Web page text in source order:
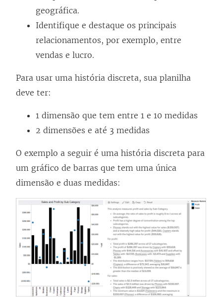
geográfica.
Identifique e destaque os principais
relacionamentos, por exemplo, entre
vendas e lucro.
Para usar uma história discreta, sua planilha
deve ter:
1 dimensão que tem entre 1 e 10 medidas
2 dimensões e até 3 medidas
O exemplo a seguir é uma história discreta para
um gráfico de barras que tem uma única
dimensão e duas medidas: